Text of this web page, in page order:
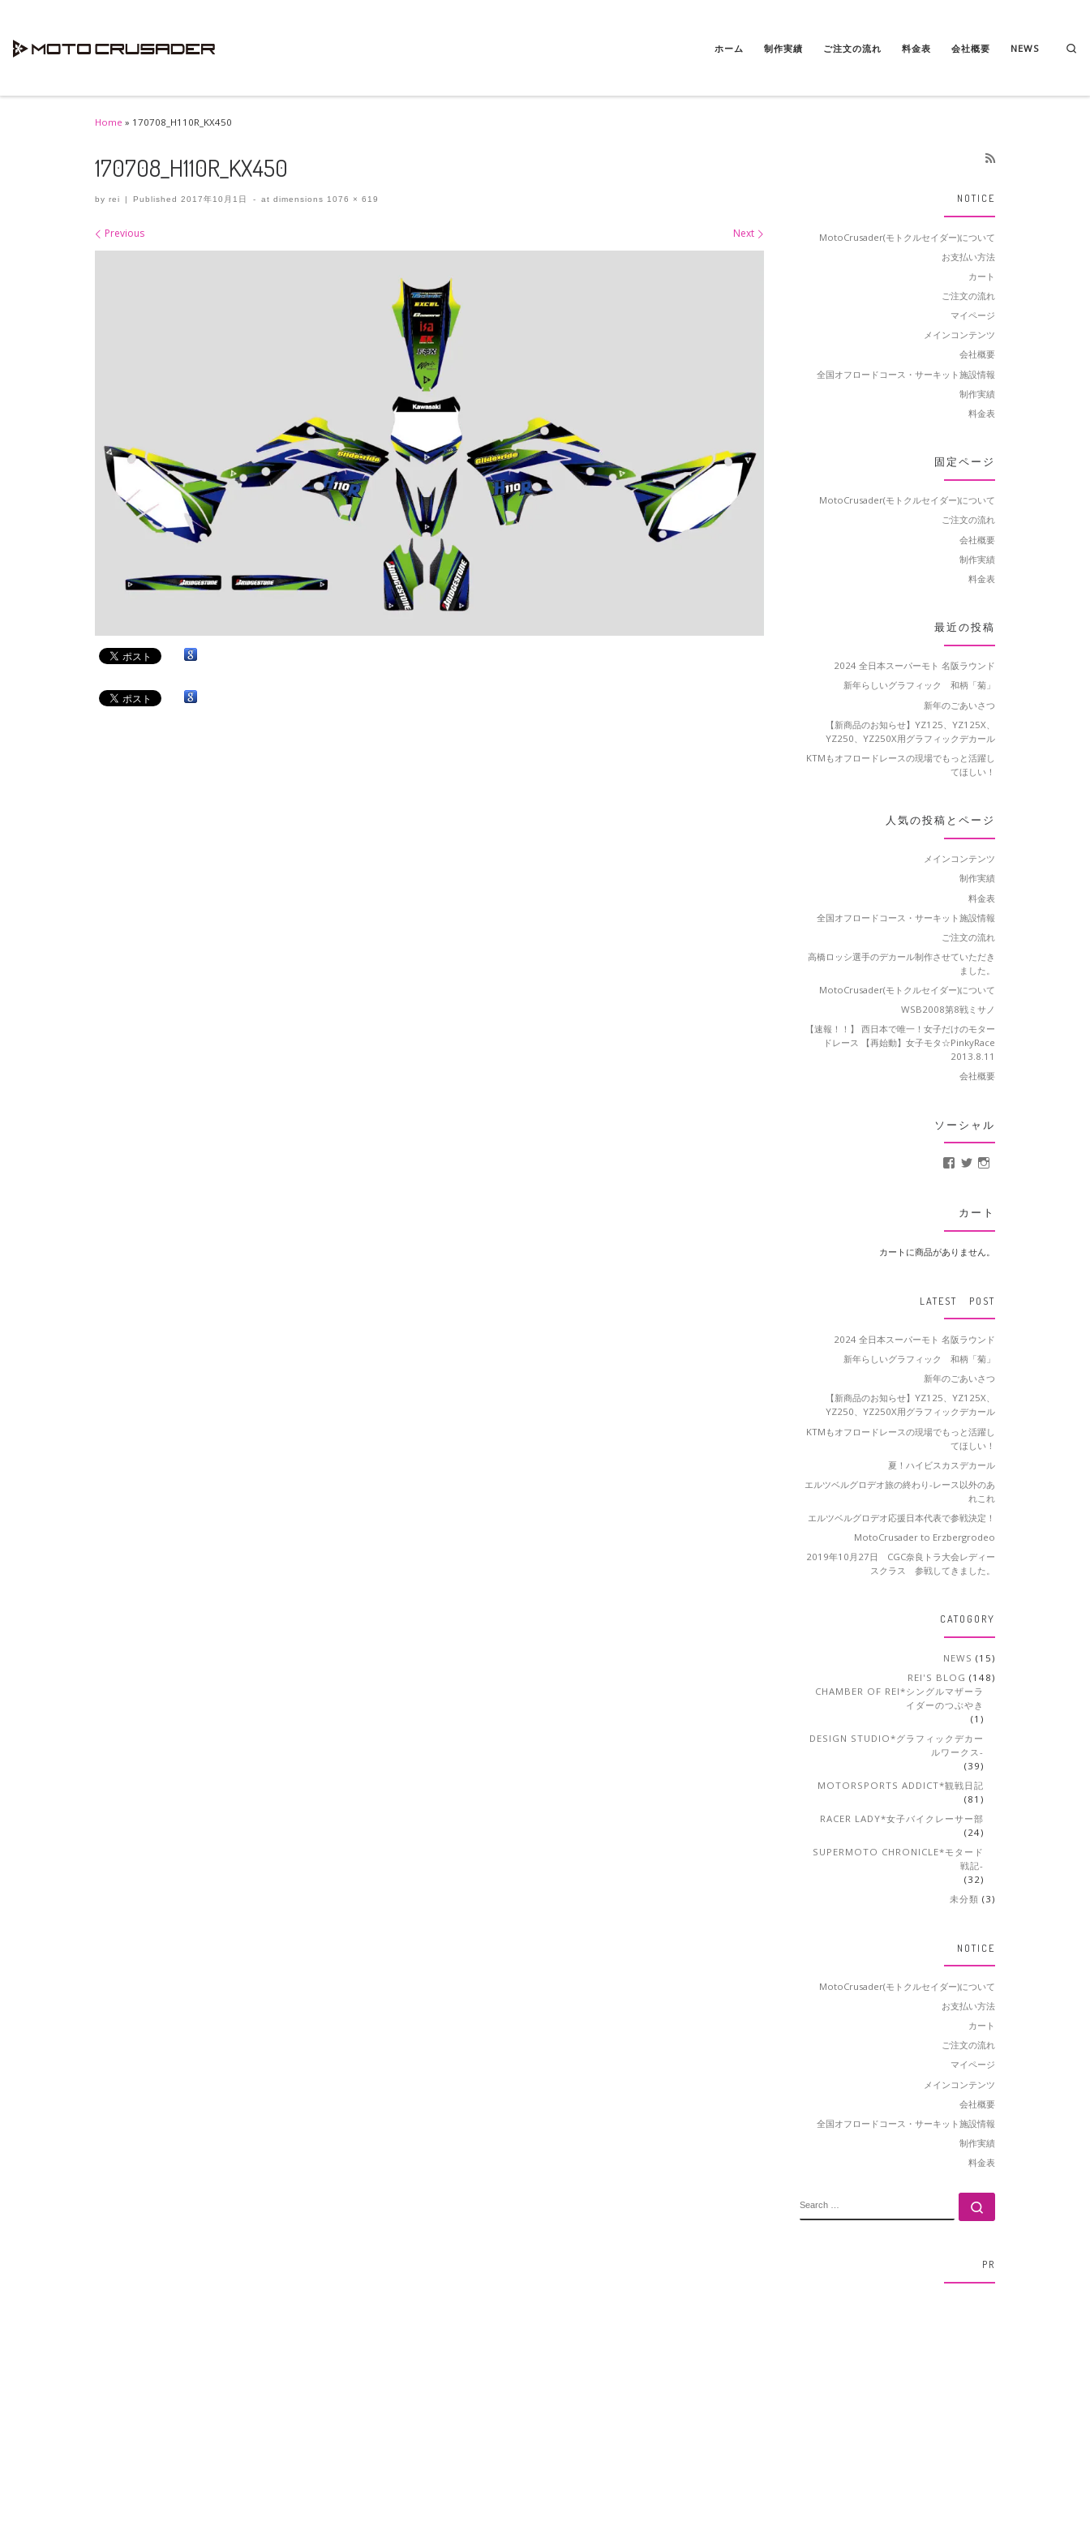
ホーム 制作実績 ご注文の流れ 料金表 会社概要 NEWS
Home » 170708_H110R_KX450
170708_H110R_KX450
by rei | Published2017年10月1日 - at dimensions 1076 × 619
Images navigation
Previous Next
NOTICE
MotoCrusader(モトクルセイダー)について
お支払い方法
カート
ご注文の流れ
マイページ
メインコンテンツ
会社概要
全国オフロードコース・サーキット施設情報
制作実績
料金表
固定ページ
MotoCrusader(モトクルセイダー)について
ご注文の流れ
会社概要
制作実績
料金表
最近の投稿
2024 全日本スーパーモト 名阪ラウンド
新年らしいグラフィック 和柄「菊」
新年のごあいさつ
【新商品のお知らせ】YZ125、YZ125X、
YZ250、YZ250X用グラフィックデカール
KTMもオフロードレースの現場でもっと活躍し
てほしい！
人気の投稿とページ
メインコンテンツ
制作実績
料金表
全国オフロードコース・サーキット施設情報
ご注文の流れ
高橋ロッシ選手のデカール制作させていただき
ました。
MotoCrusader(モトクルセイダー)について
WSB2008第8戦ミサノ
【速報！！】 西日本で唯一！女子だけのモター
ドレース 【再始動】女子モタ☆PinkyRace
2013.8.11
会社概要
ソーシャル
MotoCrusader さんのプ
@MotoCrusader さ
カート
カートに商品がありません。
LATEST POST
2024 全日本スーパーモト 名阪ラウンド
新年らしいグラフィック 和柄「菊」
新年のごあいさつ
【新商品のお知らせ】YZ125、YZ125X、
YZ250、YZ250X用グラフィックデカール
KTMもオフロードレースの現場でもっと活躍し
てほしい！
夏！ハイビスカスデカール
エルツベルグロデオ旅の終わり-レース以外のあ
れこれ
エルツベルグロデオ応援日本代表で参戦決定！
MotoCrusader to Erzbergrodeo
2019年10月27日 CGC奈良トラ大会レディー
スクラス 参戦してきました。
CATOGORY
NEWS (15)
REI'S BLOG (148)
CHAMBER OF REI*シングルマザーラ
イダーのつぶやき
(1)
DESIGN STUDIO*グラフィックデカー
ルワークス-
(39)
MOTORSPORTS ADDICT*観戦日記
(81)
RACER LADY*女子バイクレーサー部
(24)
SUPERMOTO CHRONICLE*モタード
戦記-
(32)
未分類 (3)
NOTICE
MotoCrusader(モトクルセイダー)について
お支払い方法
カート
ご注文の流れ
マイページ
メインコンテンツ
会社概要
全国オフロードコース・サーキット施設情報
制作実績
料金表
PR